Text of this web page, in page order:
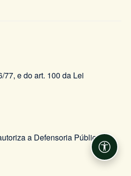
77, e do art. 100 da Lei
a Defensoria Pública a